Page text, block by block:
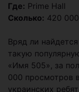
Где: Prime Hall
Сколько: 420
Вряд ли
такую
«Имя 505», за
000 просмотров
украинских